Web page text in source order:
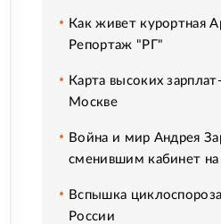
Как живет курортная
Репортаж "РГ"
Карта высоких
Москве
Война и мир Андрея
сменившим кабинет
Вспышка
России